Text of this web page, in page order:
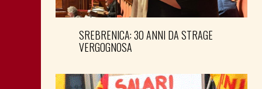
SREBRENICA: 30 ANNI DA STRAGE
VERGOGNOSA